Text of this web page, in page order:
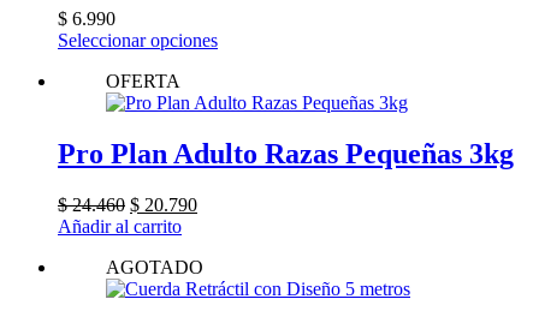
$ 6.990
Seleccionar opcionesEste
múltiples
Las
opciones
la
página
OFERTA
Pro Plan Adulto Razas Pequeñas 3kg
$24.460 El
precio
era:
$ 24.460.
$ 20.790El
es:
$ 20.790.
Añadir al carrito
AGOTADO